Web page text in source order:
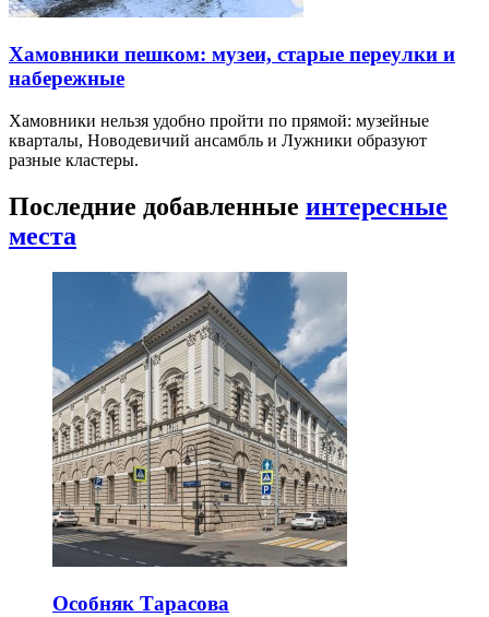
Хамовники пешком: музеи, старые переулки и
набережные
Хамовники нельзя удобно пройти по прямой: музейные
кварталы, Новодевичий ансамбль и Лужники образуют
разные кластеры.
Последние добавленные интересные
места
Особняк Тарасова